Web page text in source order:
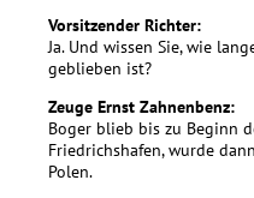
Vorsitzender Richter:
Ja. Und wissen Sie, wie
geblieben ist?
Zeuge Ernst Zahnenbenz:
Boger blieb bis zu Beginn
Friedrichshafen, wurde
Polen.